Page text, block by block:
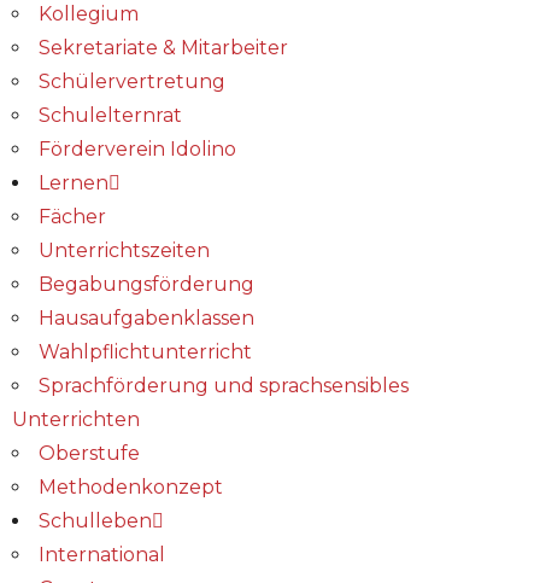
Kollegium
Sekretariate & Mitarbeiter
Schülervertretung
Schulelternrat
Förderverein Idolino
Lernen
Fächer
Unterrichtszeiten
Begabungs­förderung
Hausaufgabenklassen
Wahlpflichtunterricht
Sprachförderung und sprachsensibles
Unterrichten
Oberstufe
Methodenkonzept
Schulleben
International